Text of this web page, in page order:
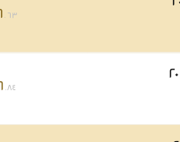
.٦٣
.٨٤